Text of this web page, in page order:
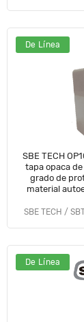
De Línea
SBE TECH
tapa opaca
grado de
material
SBE TECH /
De Línea